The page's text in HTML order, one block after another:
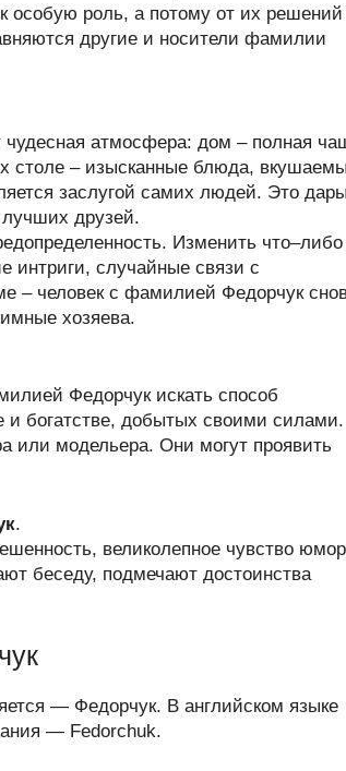
роль, а потому от их решений
другие и носители фамилии
атмосфера: дом – полная
столе – изысканные блюда,
заслугой самих людей. Это дары
друзей.
Изменить что–либо
интриги, случайные связи с
– человек с фамилией Федорчук
хозяева.
Федорчук искать способ
и богатстве, добытых своими силами.
или модельера. Они могут проявить
.
великолепное чувство
беседу, подмечают достоинства
— Федорчук. В английском языке
— Fedorchuk.